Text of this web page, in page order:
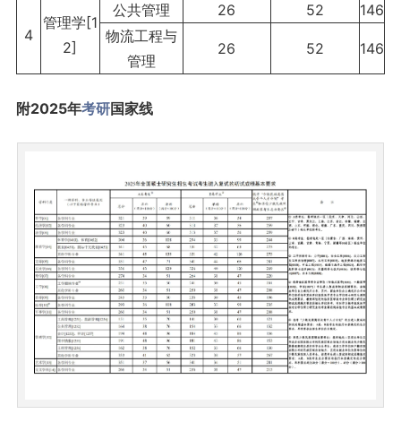
4
管理学[1
2]
公共管理 26 52
146
物流工程与
管理
26 52 146
附2025年考研国家线